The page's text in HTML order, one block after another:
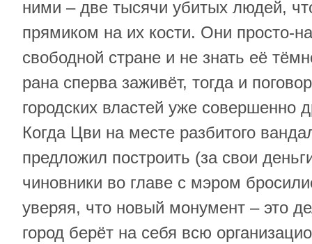
ними – две тысячи убитых людей,
прямиком на их кости. Они просто-
свободной стране и не знать её
рана сперва заживёт, тогда и
городских властей уже совершенно
Когда Цви на месте разбитого
предложил построить (за свои
чиновники во главе с мэром
уверяя, что новый монумент – это
город берёт на себя всю